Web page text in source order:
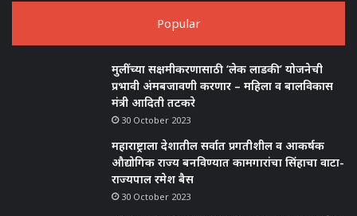
Popular
मुलींच्या सक्षमीकरणासाठी ‘लेक लाडकी’ योजनेची
प्रभावी अंमबजावणी करणार – महिला व बालविकास
मंत्री आदिती तटकरे
30 October 2023
महाराष्ट्राला देशातील सर्वात प्रगतीशील व आकर्षक
औद्योगिक राज्य बनविण्यात कामगारांचा सिंहाचा वाटा-
राज्यपाल रमेश बैस
30 October 2023